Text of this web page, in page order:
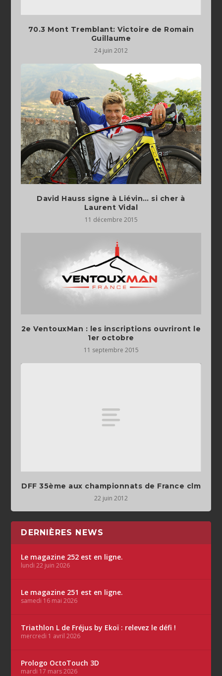
70.3 Mont Tremblant: Victoire de Romain
Guillaume
24 juin 2012
David Hauss signe à Liévin… si cher à
Laurent Vidal
11 décembre 2015
2e VentouxMan : les inscriptions ouvriront le
1er octobre
11 septembre 2015
DFF 35ème aux championnats de France clm
22 juin 2012
DERNIÈRES NEWS
Le magazine 252 est en ligne.
lundi 22 juin 2026
Le magazine 251 est en ligne.
samedi 16 mai 2026
Triathlon L de Fréjus by Ekoï : relevez le défi !
mercredi 1 avril 2026
Prologo OctoTouch 3D
mardi 17 mars 2026